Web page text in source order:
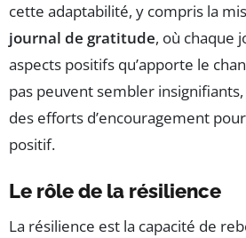
cette adaptabilité, y compris la
journal de gratitude, où chaque
aspects positifs qu’apporte le
pas peuvent sembler
des efforts d’encouragement
positif.
Le rôle de la résilience
La résilience est la capacité de